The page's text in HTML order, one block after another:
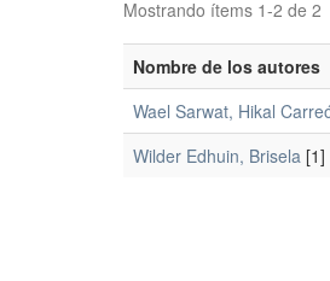
Mostrando ítems 1-2 de 2
Nombre de los autores
Wael Sarwat, Hikal
Wilder Edhuin, Brisela [1]